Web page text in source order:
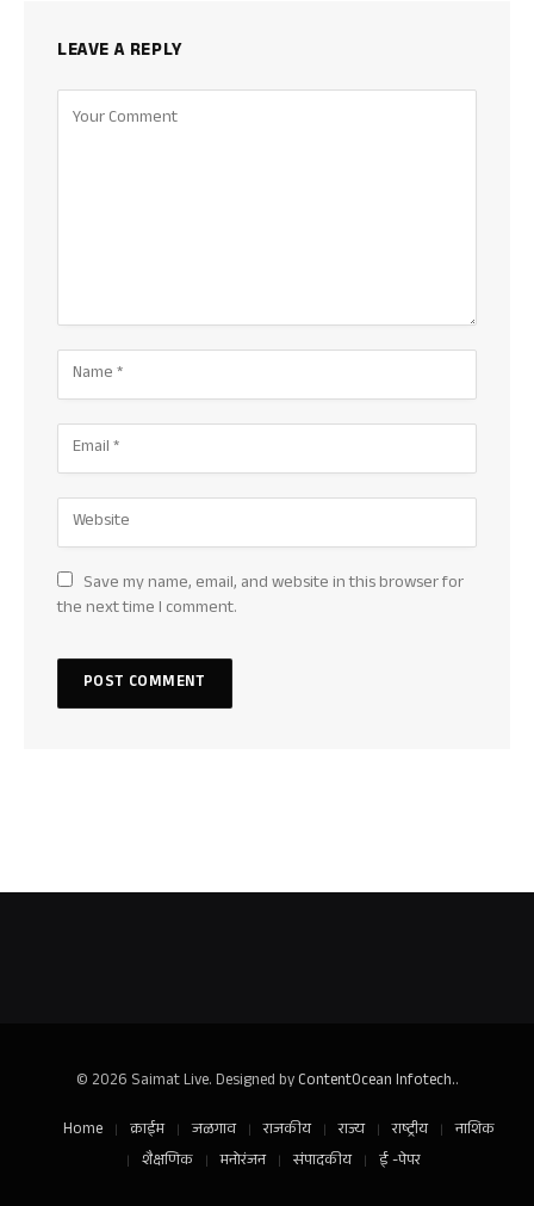
LEAVE A REPLY
Save my name, email, and website in this browser for
the next time I comment.
© 2026 Saimat Live. Designed byContentOcean Infotech..
Home
क्राईम जळगाव राजकीय राज्य राष्ट्रीय
नाशिक
शैक्षणिक
मनोरंजन संपादकीय ई -पेपर